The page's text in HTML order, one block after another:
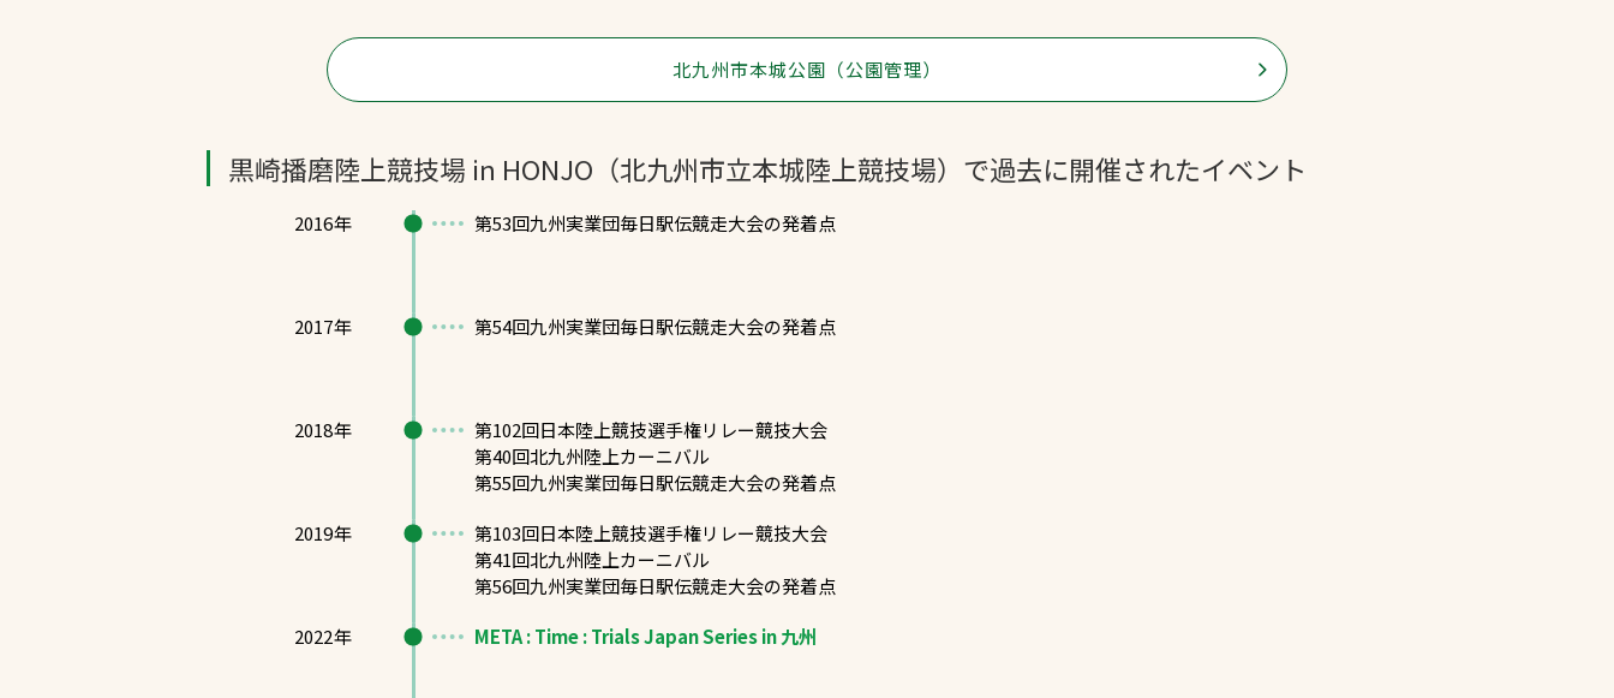
北九州市本城公園（公園管理）
黒崎播磨陸上競技場 in HONJO（北九州市立本城陸上競技場）で過去に開催されたイベント
2016年 第53回九州実業団毎日駅伝競走大会の発着点
2017年 第54回九州実業団毎日駅伝競走大会の発着点
2018年
第102回日本陸上競技選手権リレー競技大会
第40回北九州陸上カーニバル
第55回九州実業団毎日駅伝競走大会の発着点
2019年
第103回日本陸上競技選手権リレー競技大会
第41回北九州陸上カーニバル
第56回九州実業団毎日駅伝競走大会の発着点
2022年
META : Time : Trials Japan Series in 九州